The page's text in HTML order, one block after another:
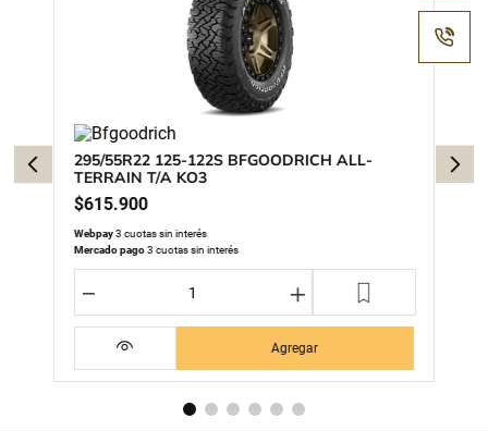
295/55R22 125-122S BFGOODRICH ALL-
TERRAIN T/A KO3
$615.900
Webpay3 cuotas sin interés
Mercado pago3 cuotas sin interés
＋
－
Agregar